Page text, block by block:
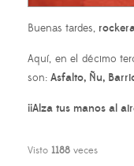
Buenas tardes,
Aquí, en el décimo
son: Asfalto, Ñu,
¡¡Alza tus manos al
Visto 1188 veces